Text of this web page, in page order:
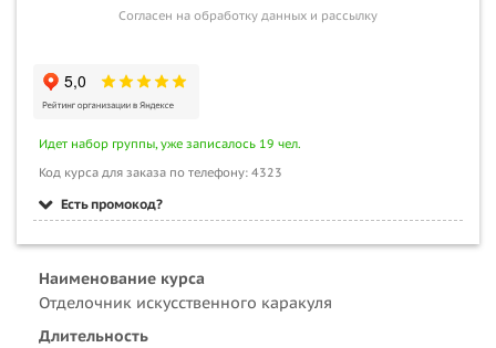
Согласен на обработку данных и рассылку
Идет набор группы, уже записалось 19 чел.
Код курса для заказа по телефону: 4323
Есть промокод?
Наименование курса
Отделочник искусственного каракуля
Длительность